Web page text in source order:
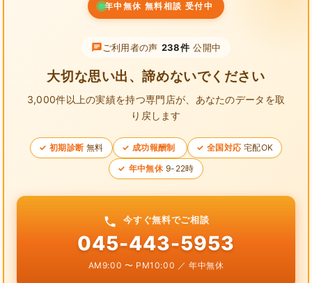
年中無休 無料相談 受付中
ご利用者の声 238件 公開中
大切な思い出、諦めないでください
3,000件以上の実績を持つ専門店が、 あなたのデータを取
り戻します
初期診断 無料 成功報酬制 全国対応 宅配OK
年中無休 9-22時
今すぐ無料でご相談
045-443-5953
AM9:00 〜 PM10:00 ／ 年中無休